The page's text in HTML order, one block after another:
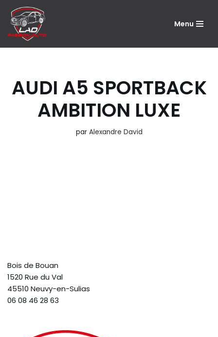
Aller
au
contenu
Menu
AUDI A5 SPORTBACK
AMBITION LUXE
par Alexandre David
Bois de Bouan
1520 Rue du Val
45510 Neuvy-en-Sulias
06 08 46 28 63